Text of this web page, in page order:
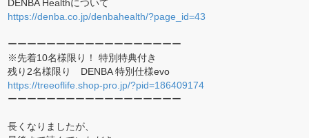
DENBA Healthについて
https://denba.co.jp/denbahealth/?page_id=43
ーーーーーーーーーーーーーーーーーー
※先着10名様限り！ 特別特典付き
残り2名様限り DENBA 特別仕様evo
https://treeoflife.shop-pro.jp/?pid=186409174
ーーーーーーーーーーーーーーーーーー
長くなりましたが、